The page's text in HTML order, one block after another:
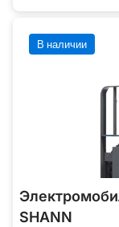
В наличии
SHANN